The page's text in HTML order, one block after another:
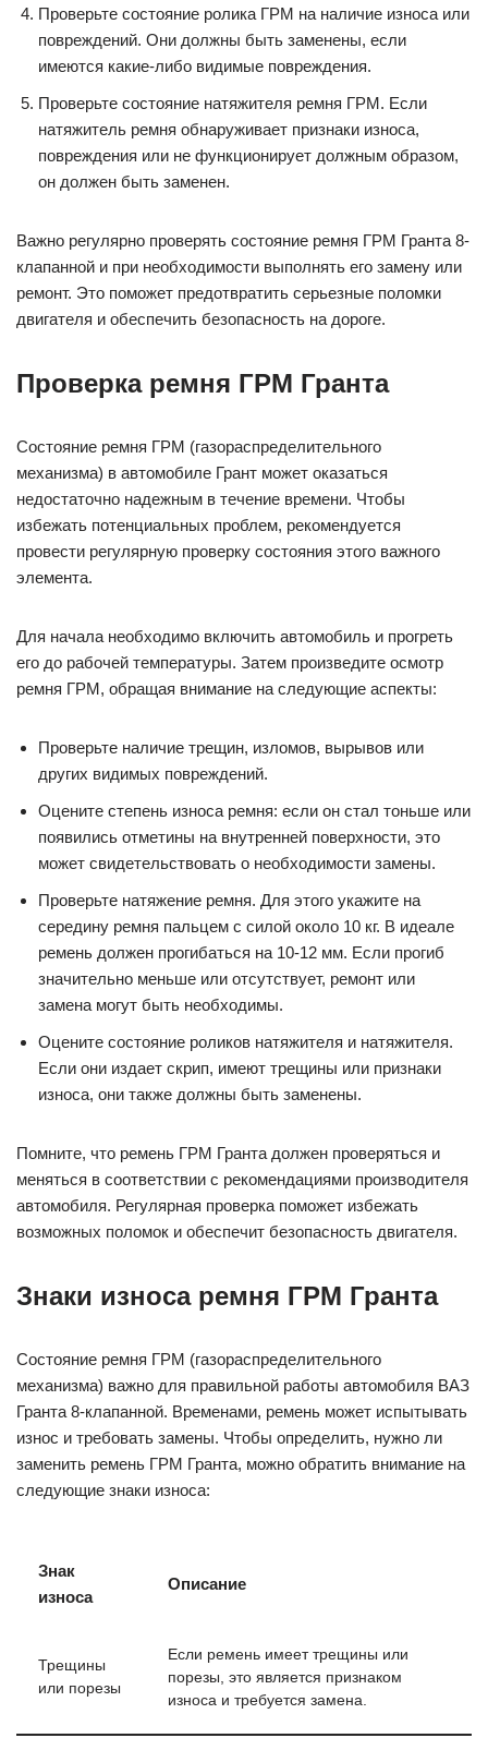
Проверьте состояние ролика ГРМ на наличие износа или
повреждений. Они должны быть заменены, если
имеются какие-либо видимые повреждения.
Проверьте состояние натяжителя ремня ГРМ. Если
натяжитель ремня обнаруживает признаки износа,
повреждения или не функционирует должным образом,
он должен быть заменен.
Важно регулярно проверять состояние ремня ГРМ Гранта 8-
клапанной и при необходимости выполнять его замену или
ремонт. Это поможет предотвратить серьезные поломки
двигателя и обеспечить безопасность на дороге.
Проверка ремня ГРМ Гранта
Состояние ремня ГРМ (газораспределительного
механизма) в автомобиле Грант может оказаться
недостаточно надежным в течение времени. Чтобы
избежать потенциальных проблем, рекомендуется
провести регулярную проверку состояния этого важного
элемента.
Для начала необходимо включить автомобиль и прогреть
его до рабочей температуры. Затем произведите осмотр
ремня ГРМ, обращая внимание на следующие аспекты:
Проверьте наличие трещин, изломов, вырывов или
других видимых повреждений.
Оцените степень износа ремня: если он стал тоньше или
появились отметины на внутренней поверхности, это
может свидетельствовать о необходимости замены.
Проверьте натяжение ремня. Для этого укажите на
середину ремня пальцем с силой около 10 кг. В идеале
ремень должен прогибаться на 10-12 мм. Если прогиб
значительно меньше или отсутствует, ремонт или
замена могут быть необходимы.
Оцените состояние роликов натяжителя и натяжителя.
Если они издает скрип, имеют трещины или признаки
износа, они также должны быть заменены.
Помните, что ремень ГРМ Гранта должен проверяться и
меняться в соответствии с рекомендациями производителя
автомобиля. Регулярная проверка поможет избежать
возможных поломок и обеспечит безопасность двигателя.
Знаки износа ремня ГРМ Гранта
Состояние ремня ГРМ (газораспределительного
механизма) важно для правильной работы автомобиля ВАЗ
Гранта 8-клапанной. Временами, ремень может испытывать
износ и требовать замены. Чтобы определить, нужно ли
заменить ремень ГРМ Гранта, можно обратить внимание на
следующие знаки износа:
Знак
износа
Описание
Трещины
или порезы
Если ремень имеет трещины или
порезы, это является признаком
износа и требуется замена.